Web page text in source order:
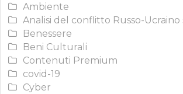
Ambiente
Analisi del conflitto Russo-
Benessere
Beni Culturali
Contenuti Premium
covid-19
Cyber